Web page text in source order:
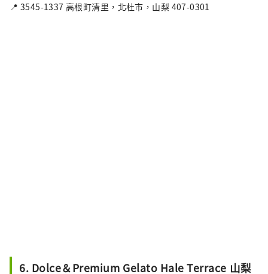
📍 3545-1337 高根町清里，北杜市，山梨 407-0301
6. Dolce＆Premium Gelato Hale Terrace 山梨